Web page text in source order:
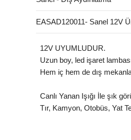
EASAD120011- Sanel 12V
12V UYUMLUDUR.
Uzun boy, led işaret
Hem iç hem de dış
Canlı Yanan Işığı İle şık
Tır, Kamyon, Otobüs, Yat